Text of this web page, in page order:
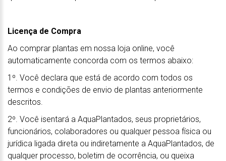
Licença de Compra
Ao comprar plantas em nossa loja online, você
automaticamente concorda com os termos abaixo:
1º. Você declara que está de acordo com todos os
termos e condições de envio de plantas anteriormente
descritos.
2º. Você isentará a AquaPlantados, seus proprietários,
funcionários, colaboradores ou qualquer pessoa física ou
jurídica ligada direta ou indiretamente a AquaPlantados, de
qualquer processo, boletim de ocorrência, ou queixa